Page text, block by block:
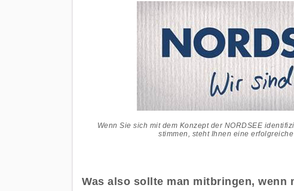
Wenn Sie sich mit dem Konzept der NORDSEE
stimmen, steht Ihnen eine
Was also sollte man mitbringen, wenn